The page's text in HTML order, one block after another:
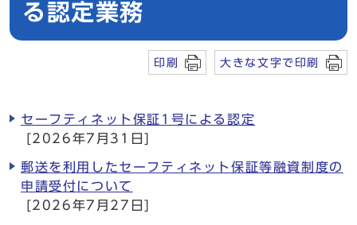
る認定業務
印刷 大きな文字で印刷
セーフティネット保証1号による認定
[2026年7月31日]
郵送を利用したセーフティネット保証等融資制度の
申請受付について
[2026年7月27日]